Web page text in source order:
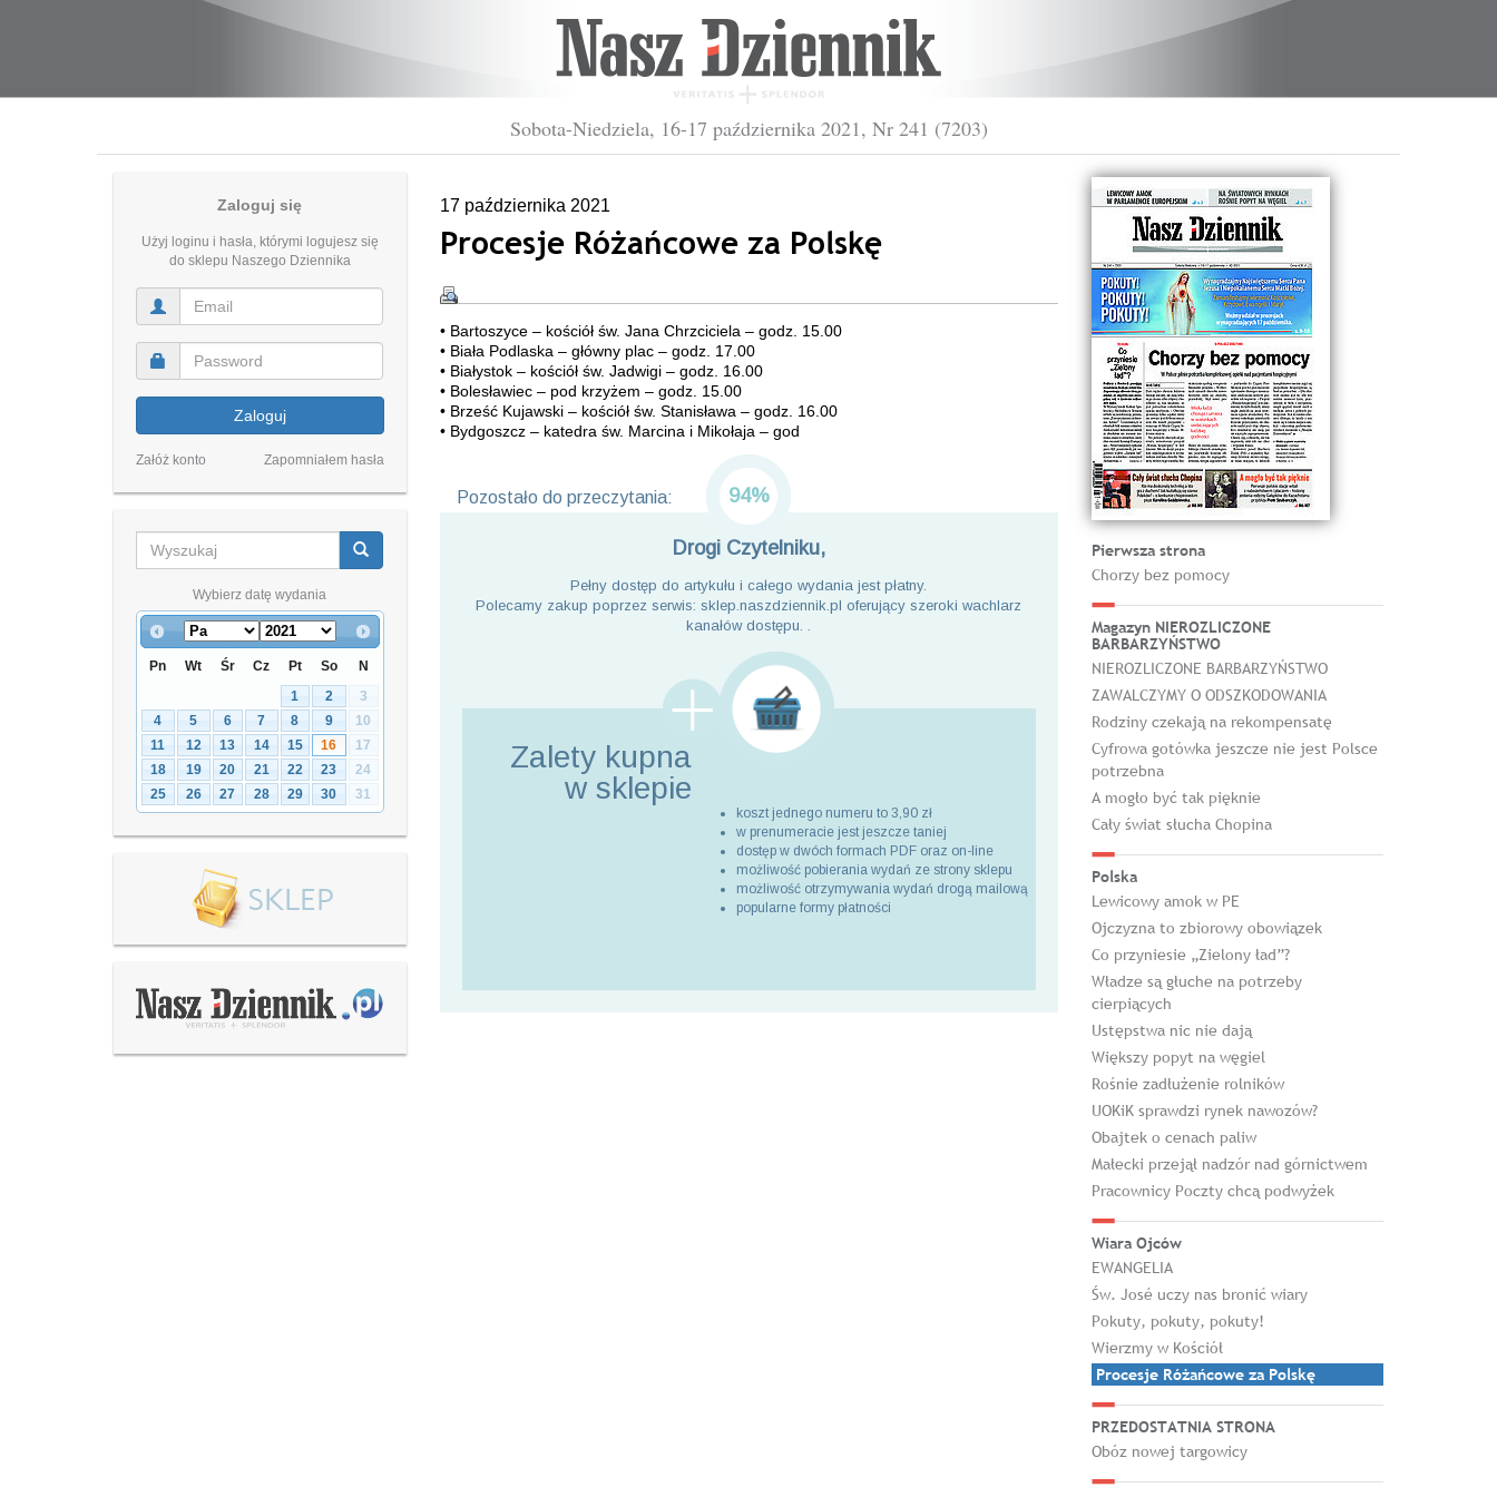
Sobota-Niedziela, 16-17 października 2021, Nr 241 (7203)
Zaloguj się
Użyj loginu i hasła, którymi logujesz się
do sklepu Naszego Dziennika
Zaloguj
Załóż konto Zapomniałem hasła
Wybierz datę wydania
Pn Wt Śr Cz Pt So
N
1
2
3
4
5 6 7 8 9
10
11
12 13 14 15 16
17
18
19 20 21 22 23
24
25
26 27 28 29 30 31
17 października 2021
Procesje Różańcowe za Polskę
• Bartoszyce – kościół św. Jana Chrzciciela – godz. 15.00
• Biała Podlaska – główny plac – godz. 17.00
• Białystok – kościół św. Jadwigi – godz. 16.00
• Bolesławiec – pod krzyżem – godz. 15.00
• Brześć Kujawski – kościół św. Stanisława – godz. 16.00
• Bydgoszcz – katedra św. Marcina i Mikołaja – god
Pozostało do przeczytania: 94%
Drogi Czytelniku,
Pełny dostęp do artykułu i całego wydania jest płatny.
Polecamy zakup poprzez serwis: sklep.naszdziennik.pl oferujący szeroki wachlarz
kanałów dostępu. .
Zalety kupna
w sklepie
koszt jednego numeru to 3,90 zł
w prenumeracie jest jeszcze taniej
dostęp w dwóch formach PDF oraz on-line
możliwość pobierania wydań ze strony sklepu
możliwość otrzymywania wydań drogą mailową
popularne formy płatności
Pierwsza strona
Chorzy bez pomocy
Magazyn NIEROZLICZONE
BARBARZYŃSTWO
NIEROZLICZONE BARBARZYŃSTWO
ZAWALCZYMY O ODSZKODOWANIA
Rodziny czekają na rekompensatę
Cyfrowa gotówka jeszcze nie jest Polsce
potrzebna
A mogło być tak pięknie
Cały świat słucha Chopina
Polska
Lewicowy amok w PE
Ojczyzna to zbiorowy obowiązek
Co przyniesie „Zielony ład”?
Władze są głuche na potrzeby
cierpiących
Ustępstwa nic nie dają
Większy popyt na węgiel
Rośnie zadłużenie rolników
UOKiK sprawdzi rynek nawozów?
Obajtek o cenach paliw
Małecki przejął nadzór nad górnictwem
Pracownicy Poczty chcą podwyżek
Wiara Ojców
EWANGELIA
Św. José uczy nas bronić wiary
Pokuty, pokuty, pokuty!
Wierzmy w Kościół
Procesje Różańcowe za Polskę
PRZEDOSTATNIA STRONA
Obóz nowej targowicy